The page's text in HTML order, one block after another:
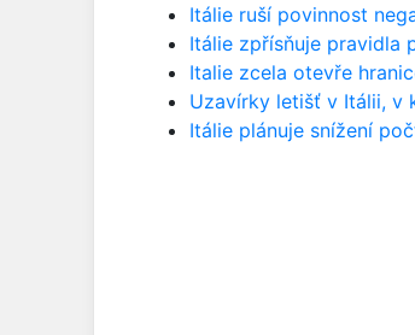
Itálie ruší povinnost
Itálie zpřísňuje pravidla
Italie zcela otevře
Uzavírky letišť v Itálii, v
Itálie plánuje snížení